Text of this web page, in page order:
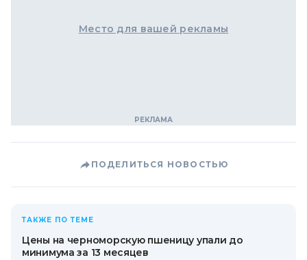
Место для вашей рекламы
ПОДЕЛИТЬСЯ НОВОСТЬЮ
ТАКЖЕ ПО ТЕМЕ
Цены на черноморскую пшеницу упали до
минимума за 13 месяцев